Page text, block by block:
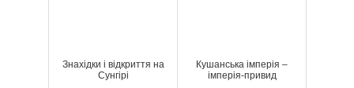
Знахідки і відкриття на
Сунгірі
Кушанська імперія –
імперія-привид